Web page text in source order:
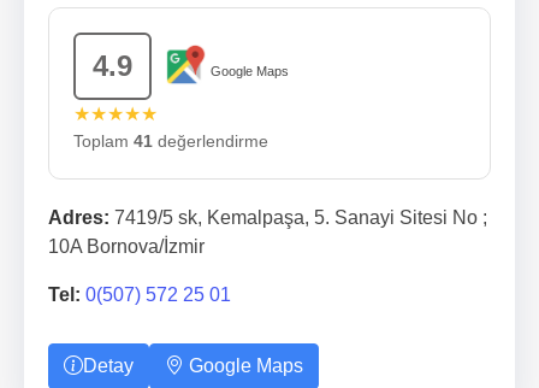
4.9 Google Maps
★★★★★
Toplam 41 değerlendirme
Adres: 7419/5 sk, Kemalpaşa, 5. Sanayi Sitesi No ;
10A Bornova/İzmir
Tel: 0(507) 572 25 01
Detay Google Maps